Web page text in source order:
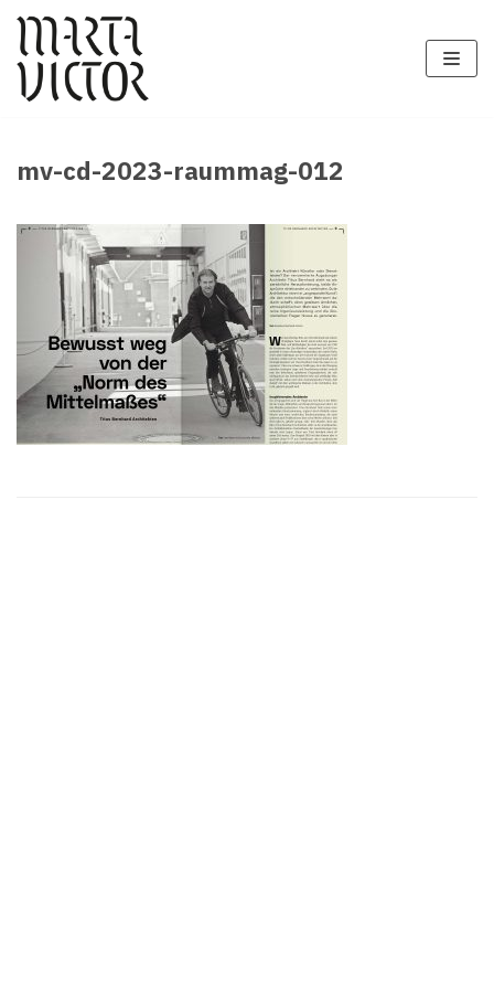
Zum
Inhalt
springen
mv-cd-2023-raummag-012